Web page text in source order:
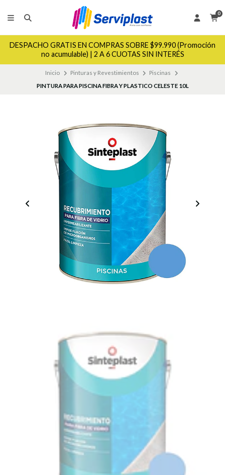
0
DESPACHO GRATIS EN COMPRAS SOBRE $99.990 (Promoción
no acumulable) | 2 A 6 CUOTAS SIN INTERÉS
Inicio Pinturas y Revestimientos
Piscinas
PINTURA PARA PISCINA FIBRA Y PLASTICO CELESTE 10L